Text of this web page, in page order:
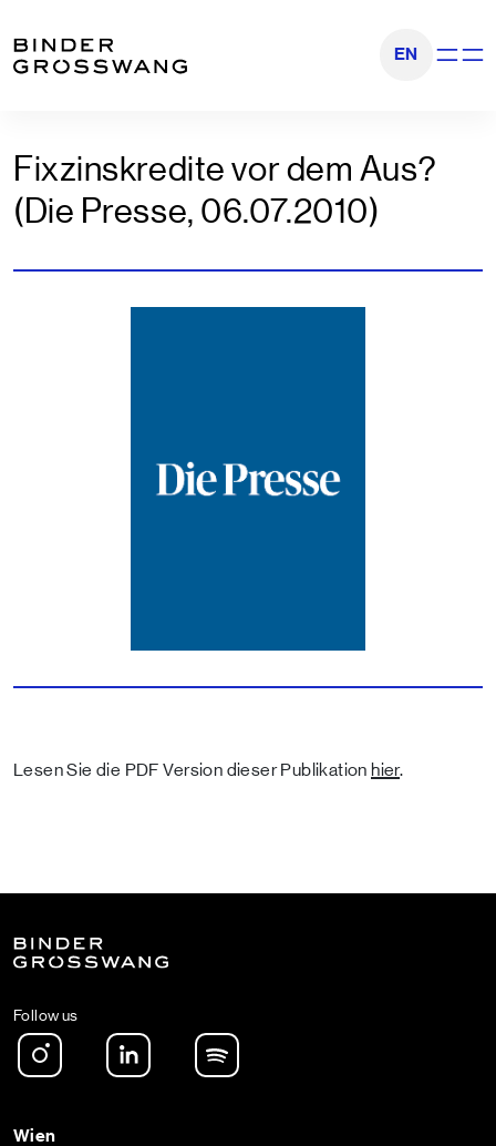
EN
Fixzinskredite vor dem Aus?
(Die Presse, 06.07.2010)
Lesen Sie die PDF Version dieser Publikation hier.
Follow us
Instagram LinkedIn
Wien